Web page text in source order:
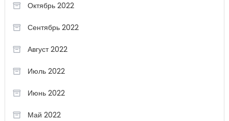
Октябрь 2022
Сентябрь 2022
Август 2022
Июль 2022
Июнь 2022
Май 2022